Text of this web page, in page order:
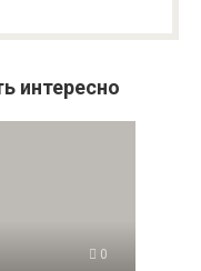
интересно
0